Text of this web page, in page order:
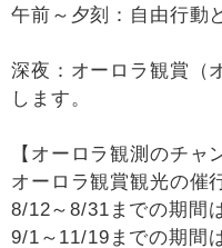
午前～夕刻：自由行動
深夜：オーロラ観賞（
します。
【オーロラ観測のチャ
オーロラ観賞観光の催
8/12～8/31までの期間
9/1～11/19までの期間